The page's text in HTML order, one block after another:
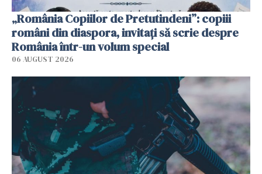
„România Copiilor de Pretutindeni”: copiii
români din diaspora, invitați să scrie despre
România într-un volum special
06 AUGUST 2026